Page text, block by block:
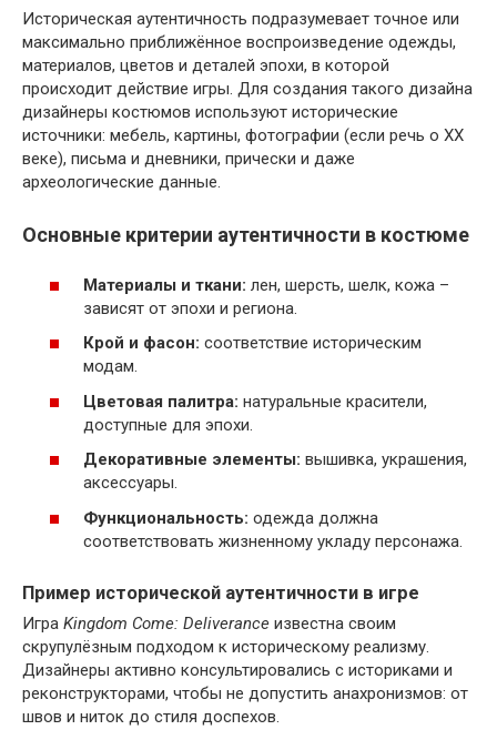
Историческая аутентичность подразумевает точное или
максимально приближённое воспроизведение одежды,
материалов, цветов и деталей эпохи, в которой
происходит действие игры. Для создания такого дизайна
дизайнеры костюмов используют исторические
источники: мебель, картины, фотографии (если речь о XX
веке), письма и дневники, прически и даже
археологические данные.
Основные критерии аутентичности в костюме
Материалы и ткани: лен, шерсть, шелк, кожа –
зависят от эпохи и региона.
Крой и фасон: соответствие историческим
модам.
Цветовая палитра: натуральные красители,
доступные для эпохи.
Декоративные элементы: вышивка, украшения,
аксессуары.
Функциональность: одежда должна
соответствовать жизненному укладу персонажа.
Пример исторической аутентичности в игре
Игра Kingdom Come: Deliverance известна своим
скрупулёзным подходом к историческому реализму.
Дизайнеры активно консультировались с историками и
реконструкторами, чтобы не допустить анахронизмов: от
швов и ниток до стиля доспехов.